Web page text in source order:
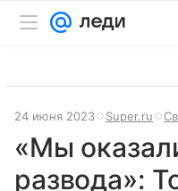
24 июня 2023 Super.ru
«Мы
развода»: